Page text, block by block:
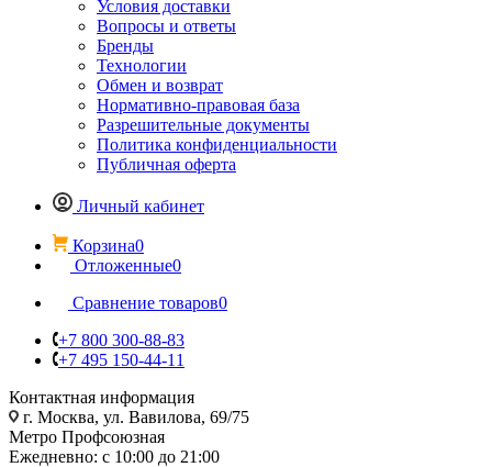
Условия доставки
Вопросы и ответы
Бренды
Технологии
Обмен и возврат
Нормативно-правовая база
Разрешительные документы
Политика конфиденциальности
Публичная оферта
Личный кабинет
Корзина0
Отложенные0
Сравнение товаров0
+7 800 300-88-83
+7 495 150-44-11
Контактная информация
г. Москва, ул. Вавилова, 69/75
Метро Профсоюзная
Ежедневно: с 10:00 до 21:00